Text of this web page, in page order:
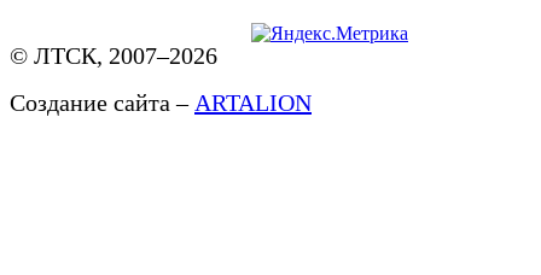
© ЛТСК, 2007–2026
Создание сайта –ARTALION